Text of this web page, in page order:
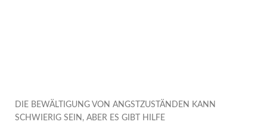
DIE BEWÄLTIGUNG VON ANGSTZUSTÄNDEN KANN
SCHWIERIG SEIN, ABER ES GIBT HILFE